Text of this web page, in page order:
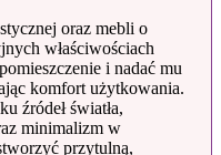
oraz mebli o
właściwościach
i nadać mu
komfort użytkowania.
źródeł światła,
minimalizm w
przytulną,